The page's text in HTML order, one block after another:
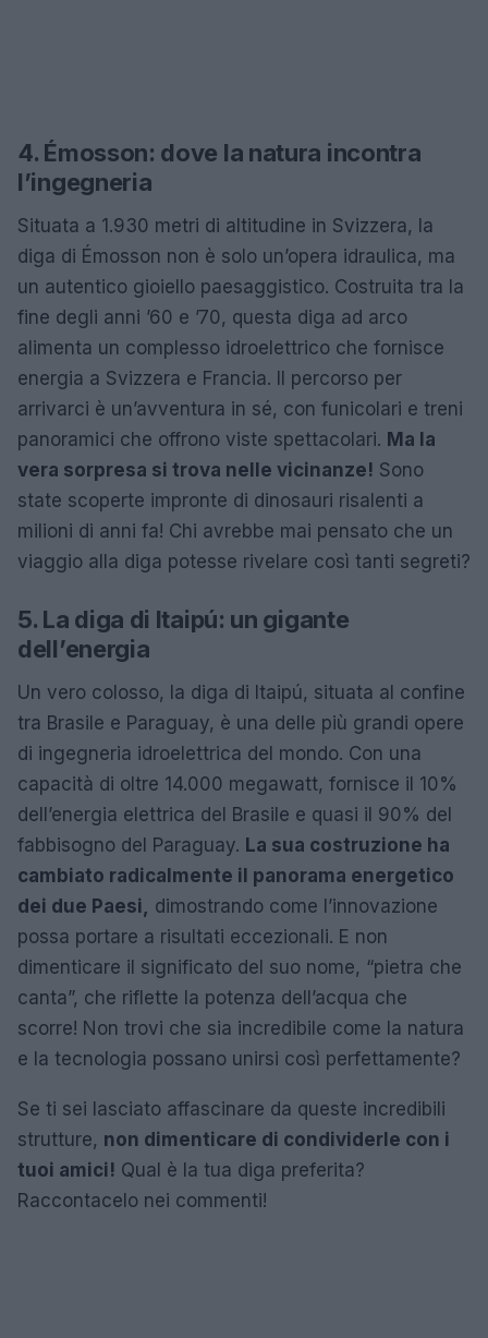
4. Émosson: dove la natura incontra
l’ingegneria
Situata a 1.930 metri di altitudine in Svizzera, la
diga di Émosson non è solo un’opera idraulica, ma
un autentico gioiello paesaggistico. Costruita tra la
fine degli anni ’60 e ’70, questa diga ad arco
alimenta un complesso idroelettrico che fornisce
energia a Svizzera e Francia. Il percorso per
arrivarci è un’avventura in sé, con funicolari e treni
panoramici che offrono viste spettacolari. Ma la
vera sorpresa si trova nelle vicinanze! Sono
state scoperte impronte di dinosauri risalenti a
milioni di anni fa! Chi avrebbe mai pensato che un
viaggio alla diga potesse rivelare così tanti segreti?
5. La diga di Itaipú: un gigante
dell’energia
Un vero colosso, la diga di Itaipú, situata al confine
tra Brasile e Paraguay, è una delle più grandi opere
di ingegneria idroelettrica del mondo. Con una
capacità di oltre 14.000 megawatt, fornisce il 10%
dell’energia elettrica del Brasile e quasi il 90% del
fabbisogno del Paraguay. La sua costruzione ha
cambiato radicalmente il panorama energetico
dei due Paesi,
dimostrando come l’innovazione
possa portare a risultati eccezionali. E non
dimenticare il significato del suo nome, “pietra che
canta”, che riflette la potenza dell’acqua che
scorre! Non trovi che sia incredibile come la natura
e la tecnologia possano unirsi così perfettamente?
Se ti sei lasciato affascinare da queste incredibili
strutture, non dimenticare di condividerle con i
tuoi amici! Qual è la tua diga preferita?
Raccontacelo nei commenti!